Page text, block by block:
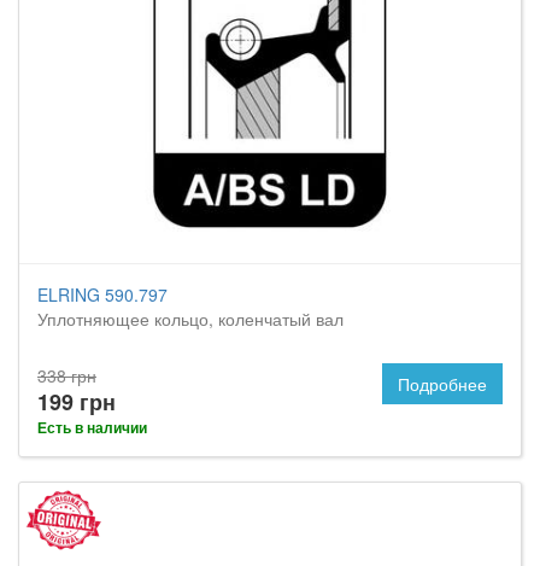
ELRING 590.797
Уплотняющее кольцо, коленчатый вал
338 грн
199 грн
Есть в наличии
Подробнее